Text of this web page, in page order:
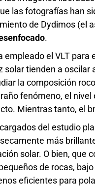
las fotografías han
de Dydimos (el
.
empleado el VLT para
solar tienden a
la composición
fenómeno, el
Mientras tanto, el
del estudio
más
solar. O bien, que
de rocas,
eficientes para